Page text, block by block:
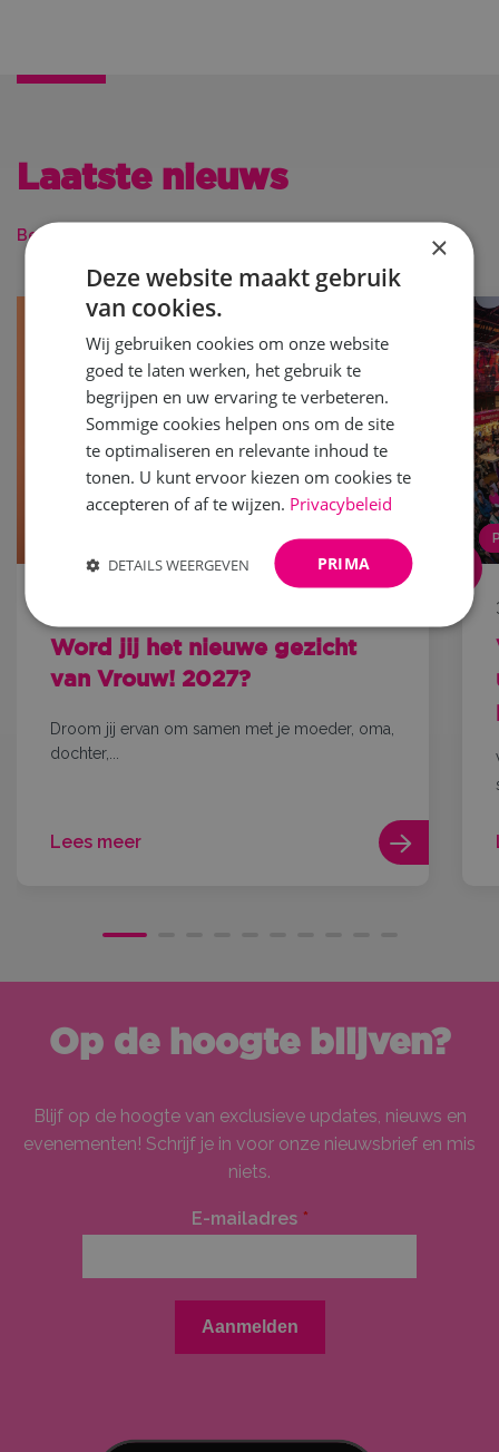
Laatste nieuws
Bekijk alle berichten
Word jij het nieuwe gezicht
van Vrouw! 2027?
Droom jij ervan om samen met je moeder, oma,
dochter,...
Lees meer
Op de hoogte blijven?
Blijf op de hoogte van exclusieve updates, nieuws en
evenementen! Schrijf je in voor onze nieuwsbrief en mis
niets.
E-mailadres*
×
Deze website maakt gebruik
van cookies.
Wij gebruiken cookies om onze website
goed te laten werken, het gebruik te
begrijpen en uw ervaring te verbeteren.
Sommige cookies helpen ons om de site
te optimaliseren en relevante inhoud te
tonen. U kunt ervoor kiezen om cookies te
accepteren of af te wijzen. Privacybeleid
PRIMA
DETAILS WEERGEVEN